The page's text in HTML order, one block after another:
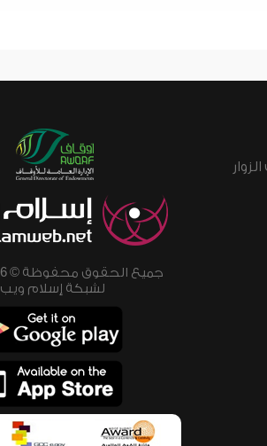
لشبكة إسلام ويب